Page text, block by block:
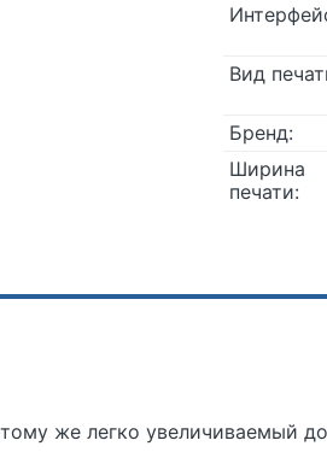
Вид
Бренд:
Ширина
печати:
же легко увеличиваемый